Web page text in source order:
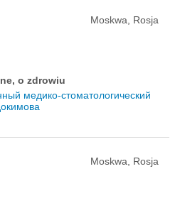
Moskwa, Rosja
o zdrowiu
медико-стоматологический
Moskwa, Rosja